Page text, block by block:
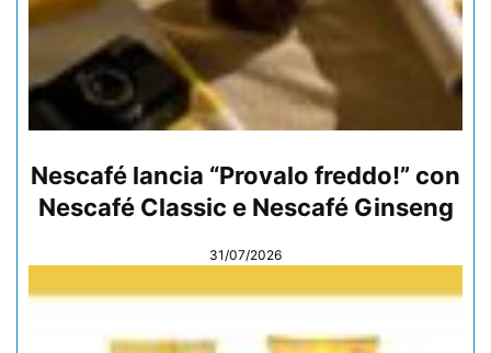
Nescafé lancia “Provalo freddo!” con
Nescafé Classic e Nescafé Ginseng
31/07/2026